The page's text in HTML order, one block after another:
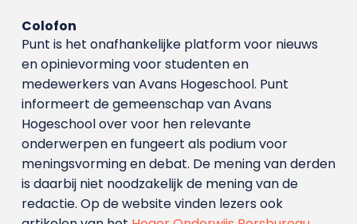
Colofon
Punt is het onafhankelijke platform voor nieuws
en opinievorming voor studenten en
medewerkers van Avans Hoge­school. Punt
informeert de gemeenschap van Avans
Hogeschool over voor hen relevante
onderwerpen en fungeert als podium voor
meningsvorming en debat. De mening van derden
is daarbij niet noodzakelijk de mening van de
redactie. Op de website vinden lezers ook